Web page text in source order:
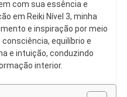
com sua essência e
em Reiki Nível 3, minha
e inspiração por meio
equilíbrio e
e intuição, conduzindo
interior.